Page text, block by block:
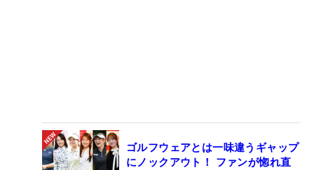
ゴルフウェアとは一味違うギャップ
にノックアウト！ ファンが惚れ直